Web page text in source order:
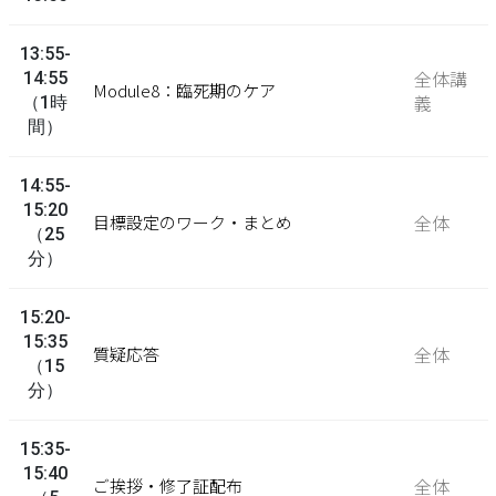
13:55-
14:55
（1時
間）
Module8：臨死期のケア
全体講
義
14:55-
15:20
（25
分）
目標設定のワーク・まとめ 全体
15:20-
15:35
（15
分）
質疑応答 全体
15:35-
15:40
ご挨拶・修了証配布 全体